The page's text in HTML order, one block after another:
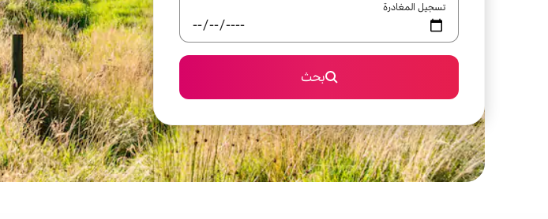
تسجيل المغادرة
بحث